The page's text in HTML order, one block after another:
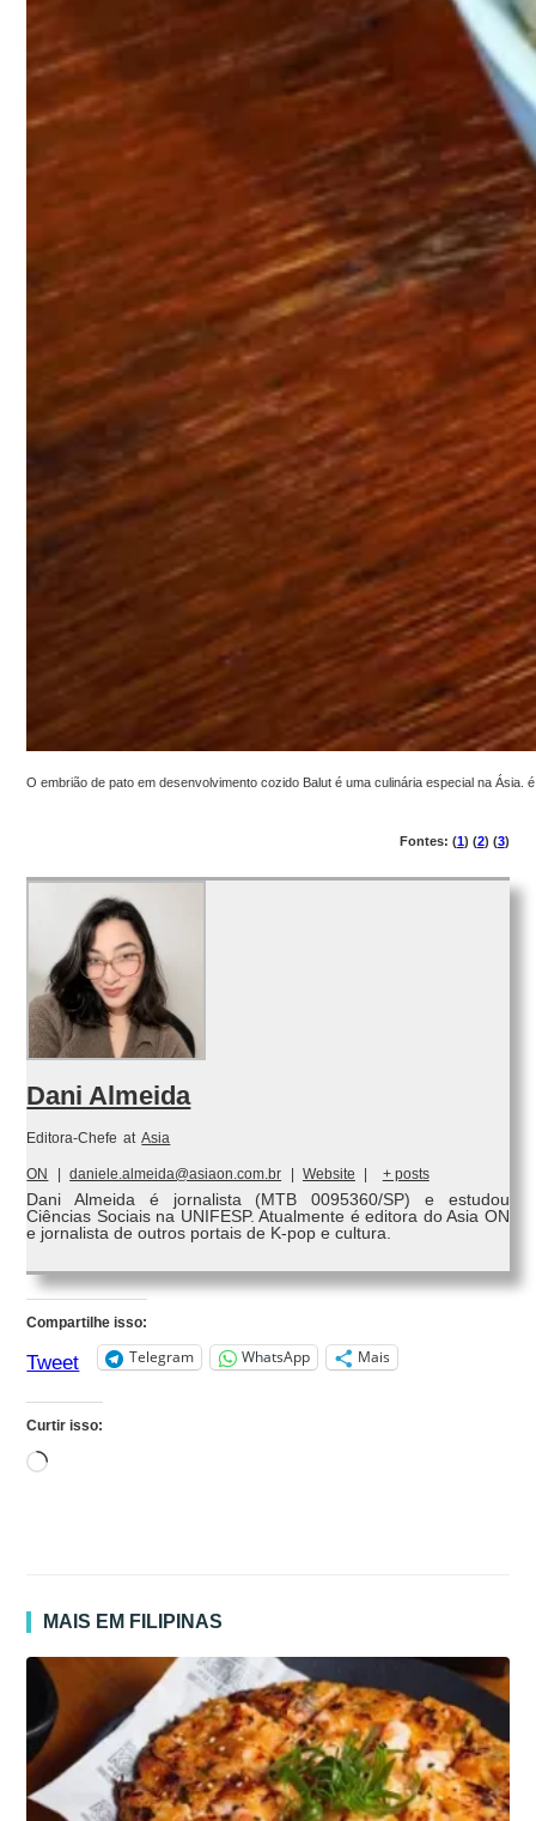
O embrião de pato em desenvolvimento cozido Balut é uma culinária especial na
Fontes: (1) (2) (3)
Dani Almeida
Editora-Chefe at Asia
ON | daniele.almeida@asiaon.com.br | Website | + posts
Dani Almeida é jornalista (MTB 0095360/SP) e estudou
Ciências Sociais na UNIFESP. Atualmente é editora do Asia ON
e jornalista de outros portais de K-pop e cultura.
Compartilhe isso:
Tweet Telegram WhatsApp Mais
Curtir isso:
Carregando...
MAIS EM FILIPINAS